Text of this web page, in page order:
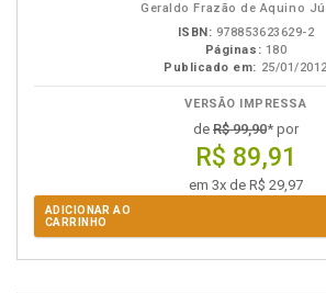
Geraldo Frazão de Aquino
ISBN: 978853623629-2
Páginas: 180
Publicado em: 25/01/2012
VERSÃO IMPRESSA
de R$ 99,90* por
R$ 89,91
em 3x de R$ 29,97
ADICIONAR AO
CARRINHO